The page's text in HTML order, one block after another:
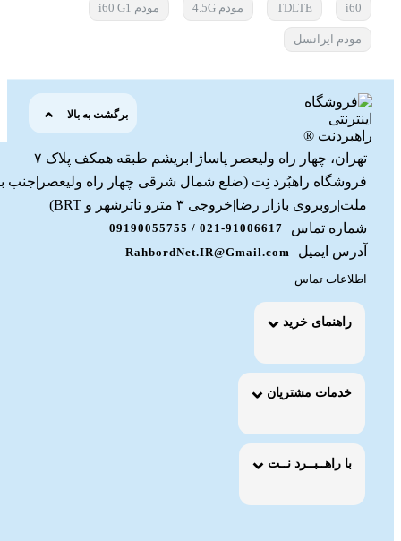
i60
TDLTE مودم 4.5G مودم i60 G1
مودم ایرانسل
برگشت به بالا
تهران، چهار راه ولیعصر پاساژ ابریشم طبقه همکف پلاک ۷
فروشگاه راهبُرد نِت (ضلع شمال شرقی چهار راه ولیعصر|جنب
ملت|روبروی بازار رضا|خروجی ۳ مترو تاترشهر و BRT)‎‎
شماره تماس
021-91006617 / 09190055755
آدرس ایمیل
RahbordNet.IR@Gmail.com
اطلاعات تماس
راهنمای خرید
خدمات مشتریان
با راهــبــرد نــت